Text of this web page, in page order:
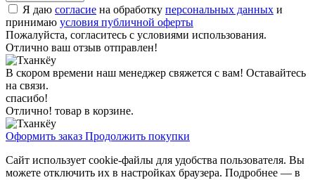
Я даю согласие на обработку персональных данных и
принимаю условия публичной оферты
Пожалуйста, согласитесь с условиями использования.
Отлично ваш отзыв отправлен!
В скором времени наш менеджер свяжется с вам! Оставайтесь
на связи.
спасибо!
Отлично! товар в корзине.
Оформить заказ Продолжить покупки
Сайт использует cookie-файлы для удобства пользователя. Вы
можете отключить их в настройках браузера. Подробнее — в